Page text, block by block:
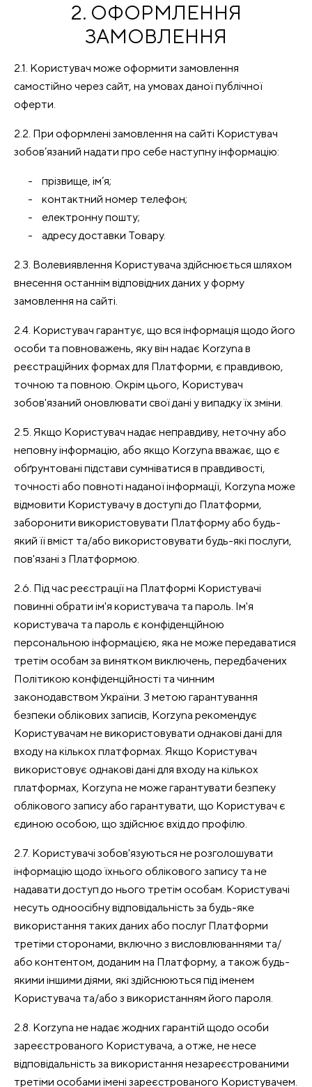
2. ОФОРМЛЕННЯ
ЗАМОВЛЕННЯ
2.1. Користувач може оформити замовлення
самостійно через сайт, на умовах даної публічної
оферти.
2.2. При оформлені замовлення на сайті Користувач
зобов’язаний надати про себе наступну інформацію:
прізвище, ім’я;
контактний номер телефон;
електронну пошту;
адресу доставки Товару.
2.3. Волевиявлення Користувача здійснюється шляхом
внесення останнім відповідних даних у форму
замовлення на сайті.
2.4. Користувач гарантує, що вся інформація щодо його
особи та повноважень, яку він надає Korzyna в
реєстраційних формах для Платформи, є правдивою,
точною та повною. Окрім цього, Користувач
зобов'язаний оновлювати свої дані у випадку їх зміни.
2.5. Якщо Користувач надає неправдиву, неточну або
неповну інформацію, або якщо Korzyna вважає, що є
обґрунтовані підстави сумніватися в правдивості,
точності або повноті наданої інформації, Korzyna може
відмовити Користувачу в доступі до Платформи,
заборонити використовувати Платформу або будь-
який її вміст та/або використовувати будь-які послуги,
пов'язані з Платформою.
2.6. Під час реєстрації на Платформі Користувачі
повинні обрати ім'я користувача та пароль. Ім'я
користувача та пароль є конфіденційною
персональною інформацією, яка не може передаватися
третім особам за винятком виключень, передбачених
Політикою конфіденційності та чинним
законодавством України. З метою гарантування
безпеки облікових записів, Korzyna рекомендує
Користувачам не використовувати однакові дані для
входу на кількох платформах. Якщо Користувач
використовує однакові дані для входу на кількох
платформах, Korzyna не може гарантувати безпеку
облікового запису або гарантувати, що Користувач є
єдиною особою, що здійснює вхід до профілю.
2.7. Користувачі зобов'язуються не розголошувати
інформацію щодо їхнього облікового запису та не
надавати доступ до нього третім особам. Користувачі
несуть одноосібну відповідальність за будь-яке
використання таких даних або послуг Платформи
третіми сторонами, включно з висловлюваннями та/
або контентом, доданим на Платформу, а також будь-
якими іншими діями, які здійснюються під іменем
Користувача та/або з використанням його пароля.
2.8. Korzyna не надає жодних гарантій щодо особи
зареєстрованого Користувача, а отже, не несе
відповідальність за використання незареєстрованими
третіми особами імені зареєстрованого Користувачем.